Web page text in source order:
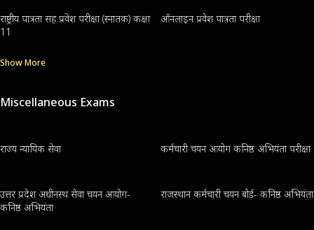
राष्ट्रीय पात्रता सह प्रवेश परीक्षा (स्नातक) कक्षा
11
ऑनलाइन प्रवेश पात्रता परीक्षा
Show More
Miscellaneous Exams
राज्य न्यायिक सेवा कर्मचारी चयन आयोग कनिष्ठ अभियंता परीक्षा
उत्तर प्रदेश अधीनस्थ सेवा चयन आयोग-
कनिष्ठ अभियंता
राजस्थान कर्मचारी चयन बोर्ड- कनिष्ठ अभियंता